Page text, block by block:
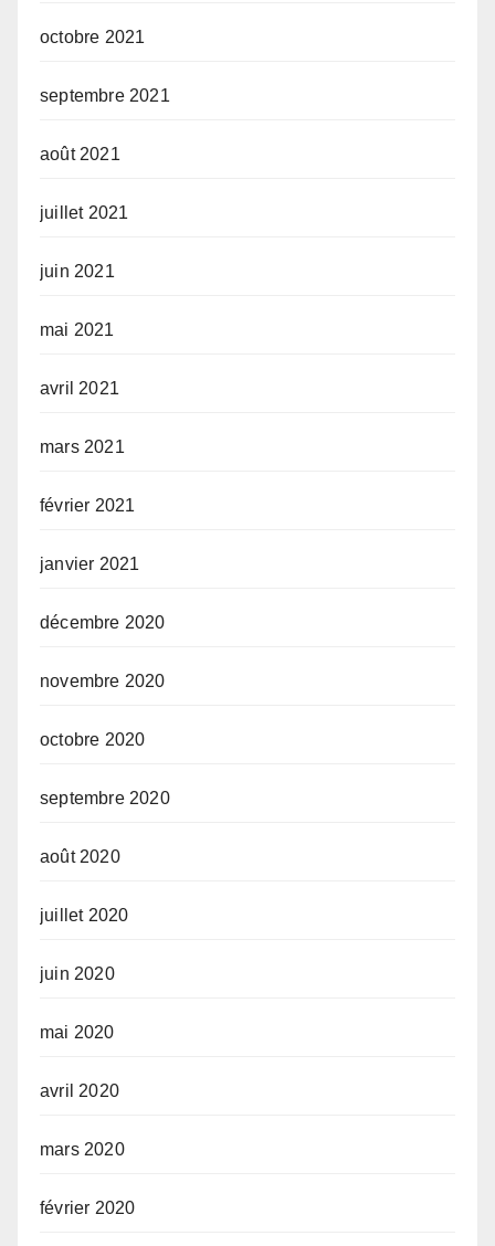
octobre 2021
septembre 2021
août 2021
juillet 2021
juin 2021
mai 2021
avril 2021
mars 2021
février 2021
janvier 2021
décembre 2020
novembre 2020
octobre 2020
septembre 2020
août 2020
juillet 2020
juin 2020
mai 2020
avril 2020
mars 2020
février 2020